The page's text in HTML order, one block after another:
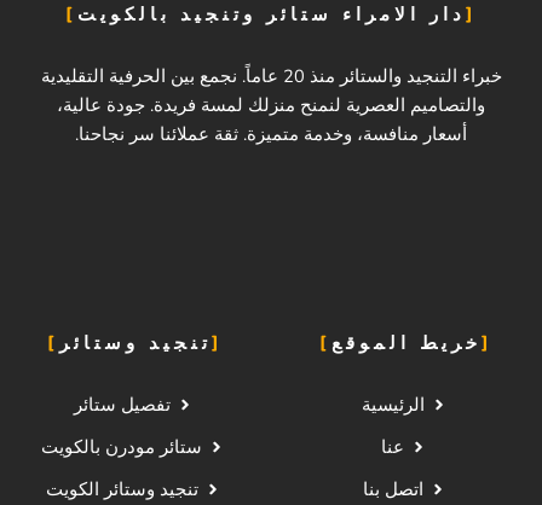
دار الامراء ستائر وتنجيد بالكويت
خبراء التنجيد والستائر منذ 20 عاماً. نجمع بين الحرفية التقليدية
والتصاميم العصرية لنمنح منزلك لمسة فريدة. جودة عالية،
أسعار منافسة، وخدمة متميزة. ثقة عملائنا سر نجاحنا.
خريط الموقع
الرئيسية
عنا
اتصل بنا
تنجيد وستائر
تفصيل ستائر
ستائر مودرن بالكويت
تنجيد وستائر الكويت